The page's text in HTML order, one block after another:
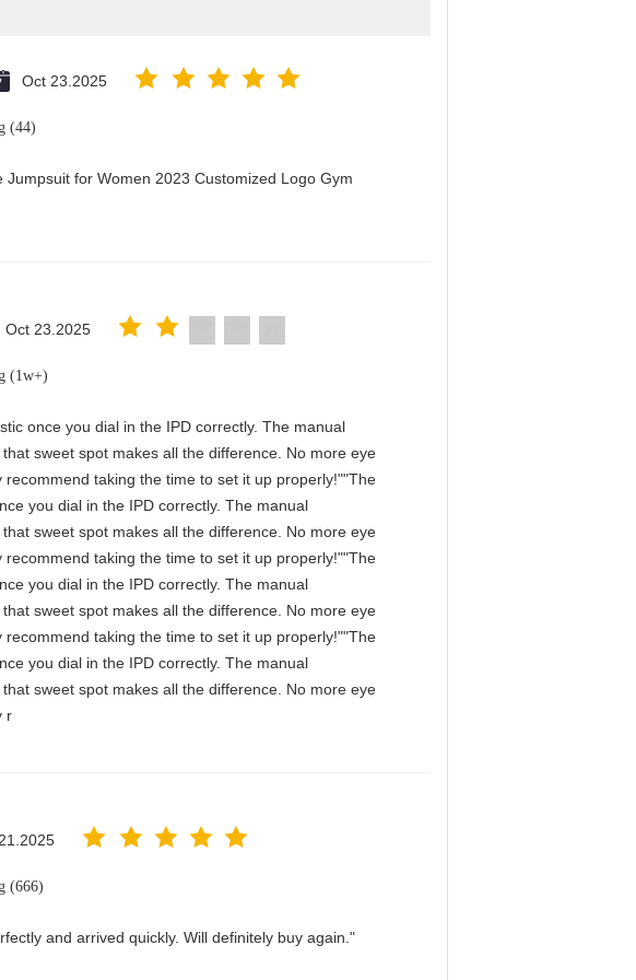
Oct 23.2025
(44)
Jumpsuit for Women 2023 Customized Logo Gym
Oct 23.2025
(1w+)
once you dial in the IPD correctly. The manual
sweet spot makes all the difference. No more eye
taking the time to set it up properly!""The
you dial in the IPD correctly. The manual
sweet spot makes all the difference. No more eye
taking the time to set it up properly!""The
you dial in the IPD correctly. The manual
sweet spot makes all the difference. No more eye
taking the time to set it up properly!""The
you dial in the IPD correctly. The manual
sweet spot makes all the difference. No more eye
r
(666)
and arrived quickly. Will definitely buy again."